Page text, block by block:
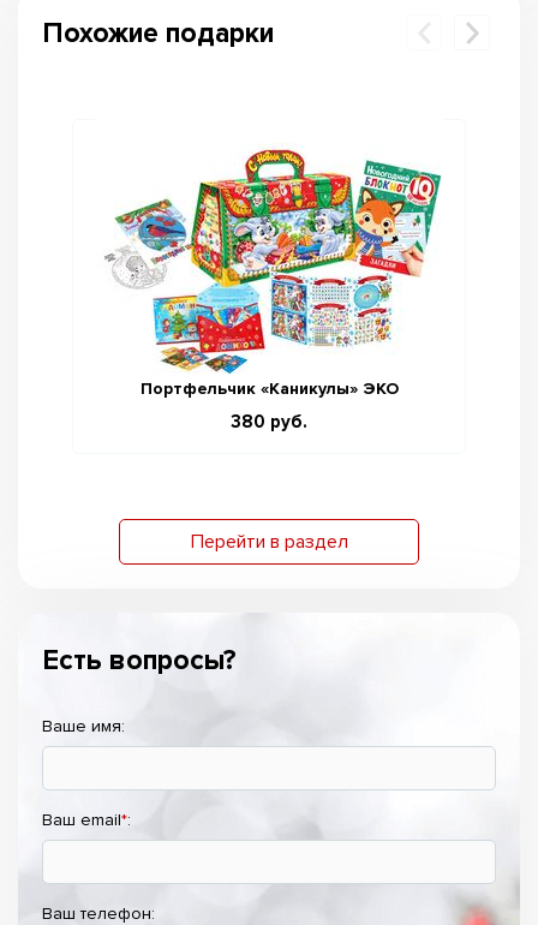
Похожие подарки
Портфельчик «Каникулы» ЭКО
380 руб.
Перейти в раздел
Есть вопросы?
Ваше имя:
Ваш email*:
Ваш телефон: